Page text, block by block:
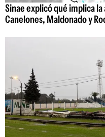
Sinae explicó qué implica
Canelones, Maldonado y